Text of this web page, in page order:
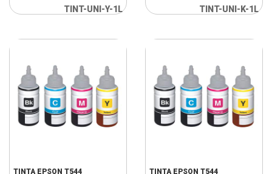
TINT-UNI-Y-1L TINT-UNI-K-1L
TINTA EPSON T544 TINTA EPSON T544